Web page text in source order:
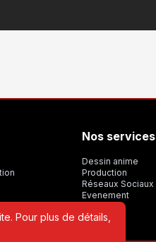
Nos services
Dessin anime
Production
Réseaux Sociaux
Evenement
Pour plus de détails,